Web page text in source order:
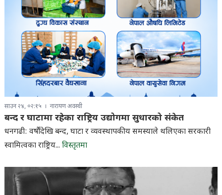
साउन २४, ०२:१५ नारायण अवस्थी
बन्द र घाटामा रहेका राष्ट्रिय उद्योगमा सुधारको संकेत
धनगढी: वर्षौंदेखि बन्द, घाटा र व्यवस्थापकीय समस्याले थलिएका सरकारी
स्वामित्वका राष्ट्रिय... विस्तृतमा